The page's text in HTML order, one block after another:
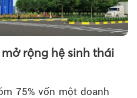
rộng hệ sinh thái
75% vốn một doanh